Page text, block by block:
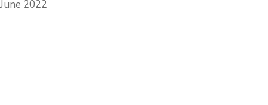
June 2022